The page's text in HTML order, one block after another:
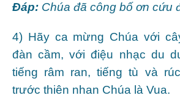
Ðáp: Chúa đã công bố ơn cứu
4) Hãy ca mừng Chúa với
đàn cầm, với điệu nhạc du
tiếng râm ran, tiếng tù và
trước thiên nhan Chúa là Vua.